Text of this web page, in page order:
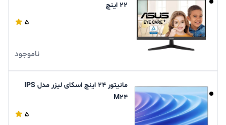
22 اینچ
5
ناموجود
مانیتور 24 اینچ اسکای لیزر مدل IPS
M24
5